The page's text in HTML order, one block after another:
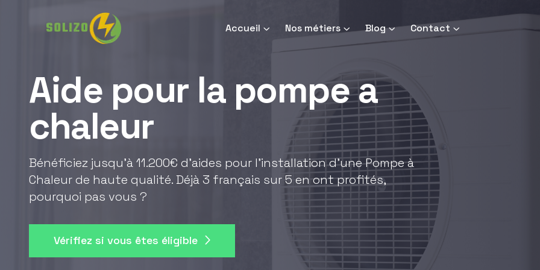
Accueil Nos métiers Blog Contact
Aide pour la pompe a
chaleur
Bénéficiez jusqu'à 11.200€ d'aides pour l'installation d'une Pompe à
Chaleur de haute qualité. Déjà 3 français sur 5 en ont profités,
pourquoi pas vous ?
Vérifiez si vous êtes éligible